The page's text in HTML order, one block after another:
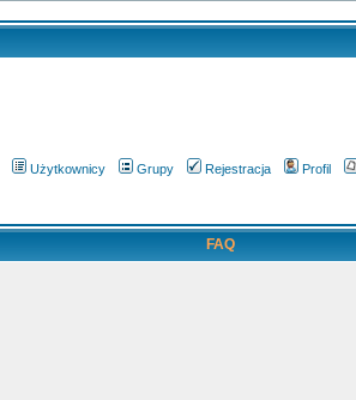
Użytkownicy Grupy Rejestracja Profil
FAQ